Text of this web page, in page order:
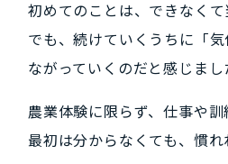
初めてのことは、できなくて
でも、続けていくうちに「
ながっていくのだと感じまし
農業体験に限らず、仕事や訓
最初は分からなくても、慣